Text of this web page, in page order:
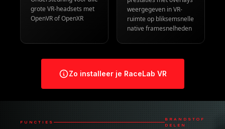
Universele
ondersteuning
OpenVR of OpenXR
60 FPS native
Toonaangevende
prestaties met overlays
ruimte op bliksemsnelle
Zo installeer je RaceLab VR